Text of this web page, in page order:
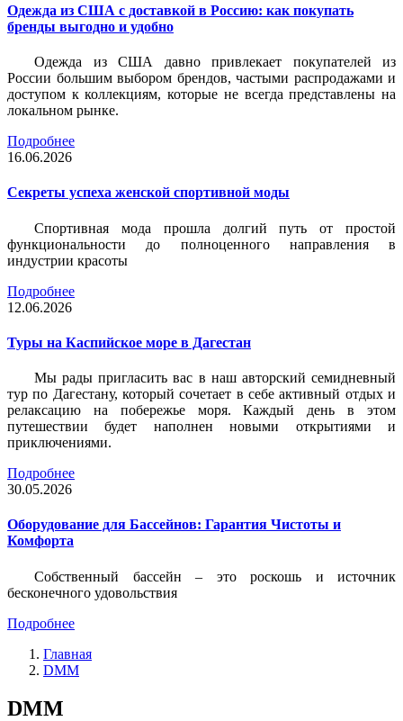
Одежда из США с доставкой в Россию: как покупать
бренды выгодно и удобно
Одежда из США давно привлекает покупателей из
России большим выбором брендов, частыми распродажами и
доступом к коллекциям, которые не всегда представлены на
локальном рынке.
Подробнее
16.06.2026
Секреты успеха женской спортивной моды
Спортивная мода прошла долгий путь от простой
функциональности до полноценного направления в
индустрии красоты
Подробнее
12.06.2026
Туры на Каспийское море в Дагестан
Мы рады пригласить вас в наш авторский семидневный
тур по Дагестану, который сочетает в себе активный отдых и
релаксацию на побережье моря. Каждый день в этом
путешествии будет наполнен новыми открытиями и
приключениями.
Подробнее
30.05.2026
Оборудование для Бассейнов: Гарантия Чистоты и
Комфорта
Собственный бассейн – это роскошь и источник
бесконечного удовольствия
Подробнее
Главная
DMM
DMM